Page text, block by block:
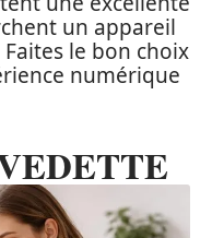
un appareil
le bon choix
numérique